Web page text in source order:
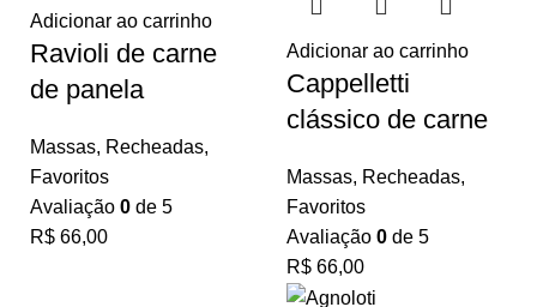
Adicionar ao carrinho
Ravioli de carne
de panela
Massas, Recheadas,
Favoritos
Avaliação 0 de 5
R$ 66,00
Adicionar ao carrinho
Cappelletti
clássico de carne
Massas, Recheadas,
Favoritos
Avaliação 0 de 5
R$ 66,00